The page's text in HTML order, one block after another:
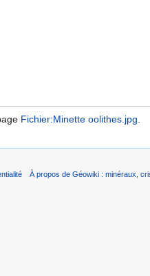
Fichier:Minette oolithes.jpg.
À propos de Géowiki : minéraux,